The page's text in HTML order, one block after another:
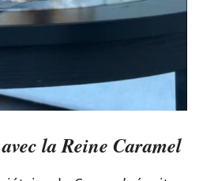
la Reine Caramel